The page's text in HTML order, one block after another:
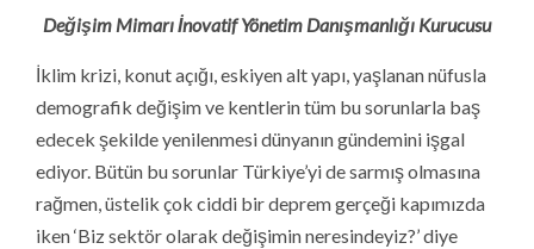
Değişim Mimarı İnovatif Yönetim Danışmanlığı Kurucusu
İklim krizi, konut açığı, eskiyen alt yapı, yaşlanan nüfusla
demografik değişim ve kentlerin tüm bu sorunlarla baş
edecek şekilde yenilenmesi dünyanın gündemini işgal
ediyor. Bütün bu sorunlar Türkiye’yi de sarmış olmasına
rağmen, üstelik çok ciddi bir deprem gerçeği kapımızda
iken ‘Biz sektör olarak değişimin neresindeyiz?’ diye